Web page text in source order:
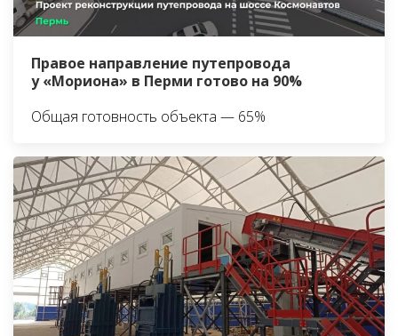
Правое направление путепровода
у «Мориона» в Перми готово на 90%
Общая готовность объекта — 65%